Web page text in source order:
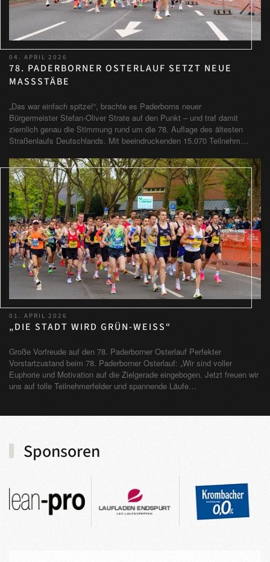
04. APRIL 2026
78. PADERBORNER OSTERLAUF SETZT NEUE
MASSSTÄBE
„Das war einfach spitze!“, brachte es Paderborns neuer
Bürgermeister Stefan-Oliver Strate auf den Punkt – und traf damit
ziemlich genau die Stimmung rund um die 78. Auflage des ältesten
Straßenlaufs Deutschlands. Mit beeindruckenden 15.070 Teilnehm…
01. APRIL 2026
„DIE STADT WIRD GRÜN-WEISS“
Große Vorfreude auf den 78. Paderborner Osterlauf Perfekter
Vorstartzustand beim 78. Paderborner Osterlauf: „Wir sind voller
Euphorie und Motivation auf die Zielgerade eingebogen. Jetzt freuen wir
uns auf tolle Teilnehmerfelder und spannende Läufe…
Sponsoren